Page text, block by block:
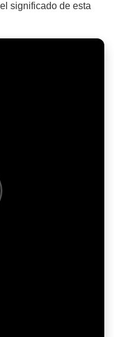
significado de esta